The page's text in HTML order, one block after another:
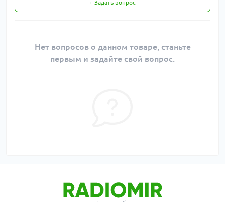
+ Задать вопрос
Нет вопросов о данном товаре, станьте
первым и задайте свой вопрос.